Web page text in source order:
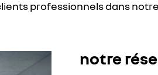
professionnels dans
notre